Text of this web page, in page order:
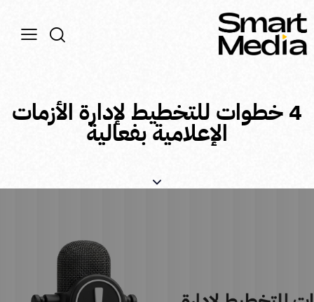
4 خطوات للتخطيط لإدارة الأزمات
الإعلامية بفعالية